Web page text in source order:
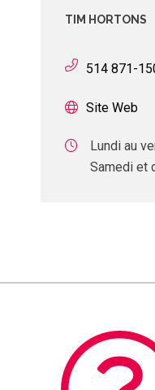
TIM HORTONS
514 871-
Site Web
Lundi au
Samedi et